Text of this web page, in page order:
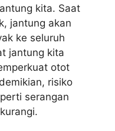
kita. Saat
jantung akan
ke seluruh
jantung kita
otot
risiko
serangan